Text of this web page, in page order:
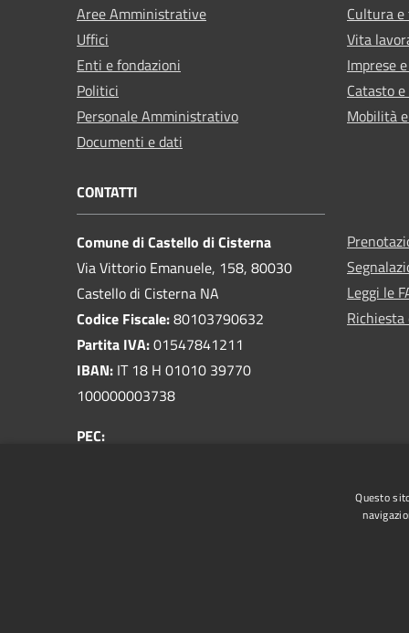
Aree Amministrative
Uffici
Enti e fondazioni
Politici
Personale Amministrativo
Documenti e dati
Cultura
Vita
Imprese
Catasto
Mobilità
CONTATTI
Comune di Castello di Cisterna
Via Vittorio Emanuele, 158, 80030
Castello di Cisterna NA
Codice Fiscale:80103790632
Partita IVA:01547841211
IBAN: IT 18 H 01010 39770
100000003738
PEC:
Leggi le
Questo